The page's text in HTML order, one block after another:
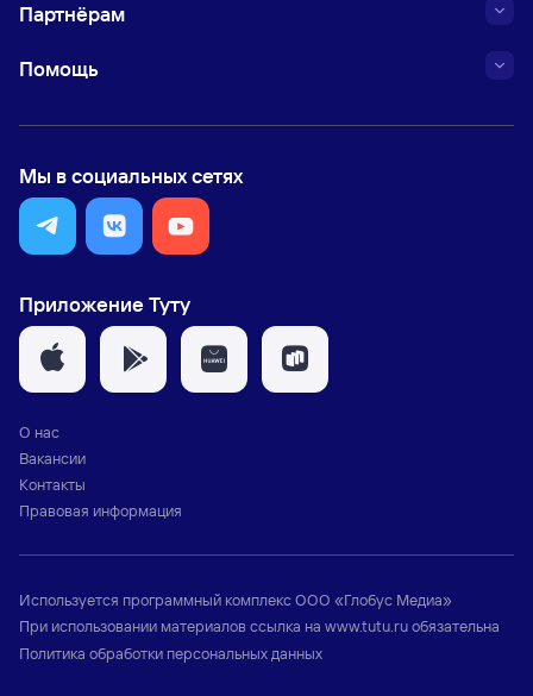
Партнёрам
Помощь
Мы в социальных сетях
Приложение Туту
О нас
Вакансии
Контакты
Правовая информация
Используется программный комплексООО «Глобус Медиа»
При использовании материалов ссылка на www.tutu.ruобязательна
Политика обработки персональных данных